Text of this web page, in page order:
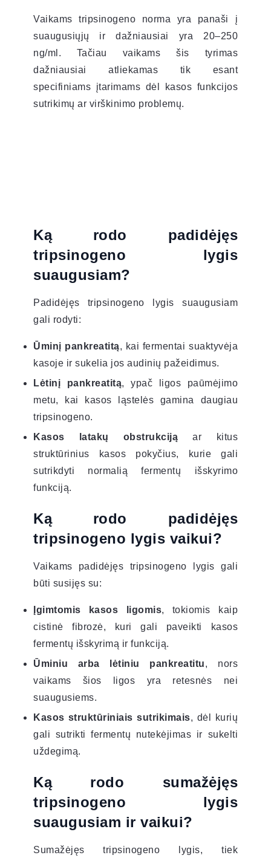
Vaikams tripsinogeno norma yra panaši į
suaugusiųjų ir dažniausiai yra 20–250
ng/ml. Tačiau vaikams šis tyrimas
dažniausiai atliekamas tik esant
specifiniams įtarimams dėl kasos funkcijos
sutrikimų ar virškinimo problemų.
Ką rodo padidėjęs
tripsinogeno lygis
suaugusiam?
Padidėjęs tripsinogeno lygis suaugusiam
gali rodyti:
Ūminį pankreatitą, kai fermentai suaktyvėja
kasoje ir sukelia jos audinių pažeidimus.
Lėtinį pankreatitą, ypač ligos paūmėjimo
metu, kai kasos ląstelės gamina daugiau
tripsinogeno.
Kasos latakų obstrukciją ar kitus
struktūrinius kasos pokyčius, kurie gali
sutrikdyti normalią fermentų išskyrimo
funkciją.
Ką rodo padidėjęs
tripsinogeno lygis vaikui?
Vaikams padidėjęs tripsinogeno lygis gali
būti susijęs su:
Įgimtomis kasos ligomis, tokiomis kaip
cistinė fibrozė, kuri gali paveikti kasos
fermentų išskyrimą ir funkciją.
Ūminiu arba lėtiniu pankreatitu, nors
vaikams šios ligos yra retesnės nei
suaugusiems.
Kasos struktūriniais sutrikimais, dėl kurių
gali sutrikti fermentų nutekėjimas ir sukelti
uždegimą.
Ką rodo sumažėjęs
tripsinogeno lygis
suaugusiam ir vaikui?
Sumažėjęs tripsinogeno lygis, tiek